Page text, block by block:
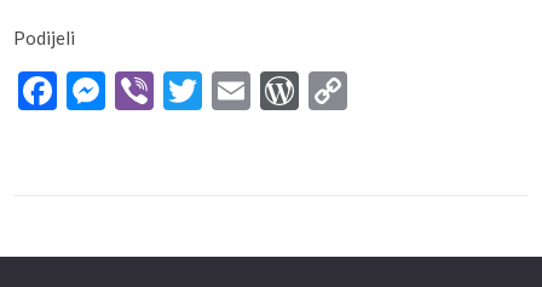
Podijeli
Facebook
Messenger
ViberTwitter
EmailWordPress